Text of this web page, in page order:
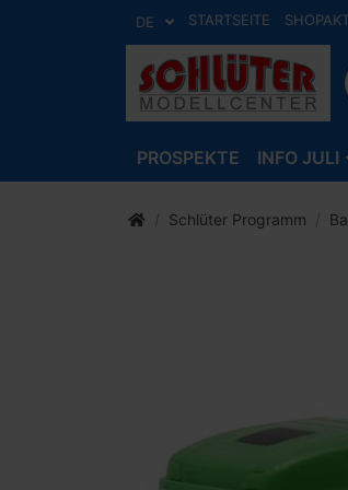
DE STARTSEITE
PROSPEKTE INFO JULI
Schlüter Programm